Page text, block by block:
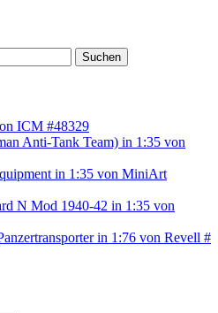
Suchen
ICM #48329
Anti-Tank Team) in 1:35 von
in 1:35 von MiniArt
N Mod 1940-42 in 1:35 von
in 1:76 von Revell #